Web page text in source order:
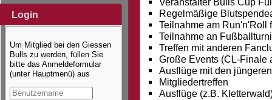
Login
Um Mitglied bei den Giessen
Bulls zu werden, füllen Sie
bitte das Anmeldeformular
(unter Hauptmenü) aus
Regelmäßige
Teilnahme am Run'n'Roll
Teilnahme an
Treffen mit anderen
Große Events (CL-Finale
Ausflüge mit den
Mitgliedertreffen
Ausflüge (z.B.